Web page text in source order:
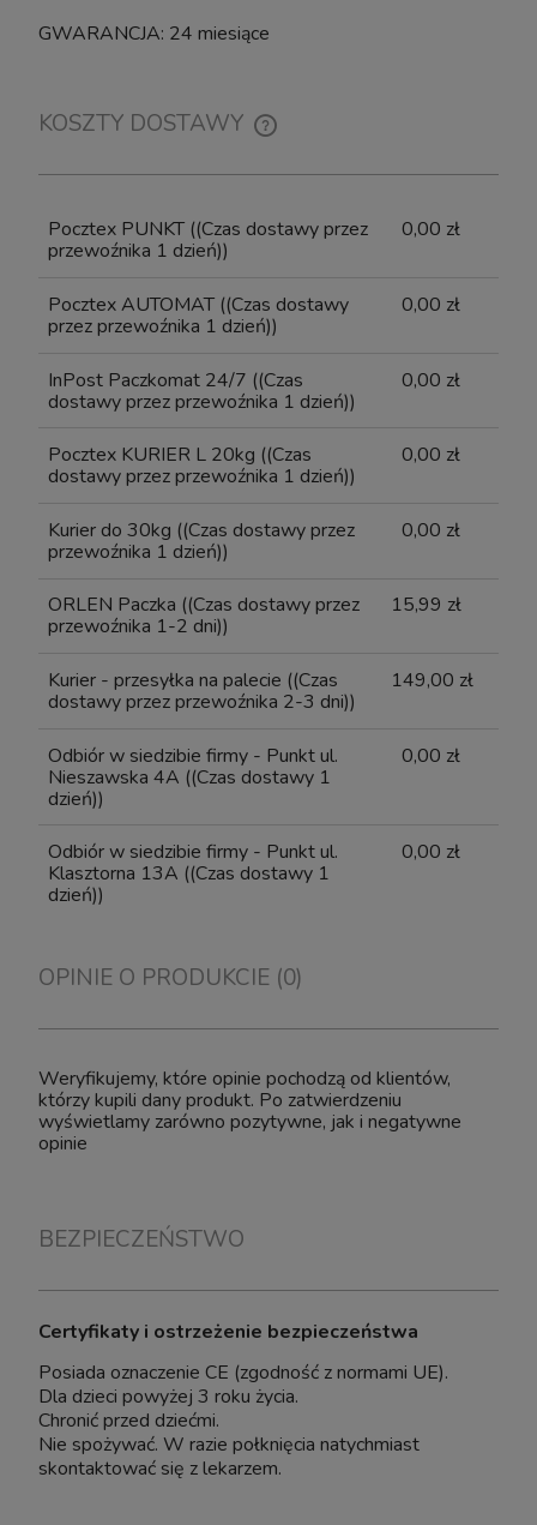
GWARANCJA: 24 miesiące
KOSZTY DOSTAWY
CENA NIE ZAWIERA EWENTUALNYCH KOSZTÓW
Pocztex PUNKT ((Czas dostawy przez
przewoźnika 1 dzień))
0,00 zł
Pocztex AUTOMAT ((Czas dostawy
przez przewoźnika 1 dzień))
0,00 zł
InPost Paczkomat 24/7 ((Czas
dostawy przez przewoźnika 1 dzień))
0,00 zł
Pocztex KURIER L 20kg ((Czas
dostawy przez przewoźnika 1 dzień))
0,00 zł
Kurier do 30kg ((Czas dostawy przez
przewoźnika 1 dzień))
0,00 zł
ORLEN Paczka ((Czas dostawy przez
przewoźnika 1-2 dni))
15,99 zł
Kurier - przesyłka na palecie ((Czas
dostawy przez przewoźnika 2-3 dni))
149,00 zł
Odbiór w siedzibie firmy - Punkt ul.
Nieszawska 4A ((Czas dostawy 1
dzień))
0,00 zł
Odbiór w siedzibie firmy - Punkt ul.
Klasztorna 13A ((Czas dostawy 1
dzień))
0,00 zł
OPINIE O PRODUKCIE (0)
Weryfikujemy, które opinie pochodzą od klientów,
którzy kupili dany produkt. Po zatwierdzeniu
wyświetlamy zarówno pozytywne, jak i negatywne
opinie
BEZPIECZEŃSTWO
Certyfikaty i ostrzeżenie bezpieczeństwa
Posiada oznaczenie CE (zgodność z normami UE).
Dla dzieci powyżej 3 roku życia.
Chronić przed dziećmi.
Nie spożywać. W razie połknięcia natychmiast
skontaktować się z lekarzem.